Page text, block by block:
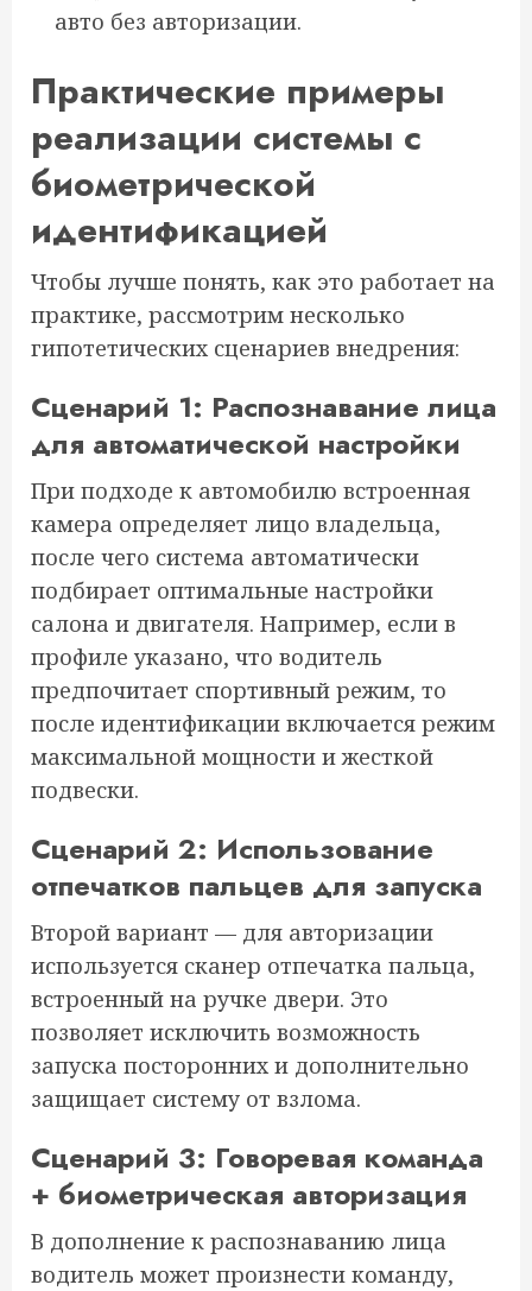
авто без авторизации.
Практические примеры
реализации системы с
биометрической
идентификацией
Чтобы лучше понять, как это работает на
практике, рассмотрим несколько
гипотетических сценариев внедрения:
Сценарий 1: Распознавание лица
для автоматической настройки
При подходе к автомобилю встроенная
камера определяет лицо владельца,
после чего система автоматически
подбирает оптимальные настройки
салона и двигателя. Например, если в
профиле указано, что водитель
предпочитает спортивный режим, то
после идентификации включается режим
максимальной мощности и жесткой
подвески.
Сценарий 2: Использование
отпечатков пальцев для запуска
Второй вариант — для авторизации
используется сканер отпечатка пальца,
встроенный на ручке двери. Это
позволяет исключить возможность
запуска посторонних и дополнительно
защищает систему от взлома.
Сценарий 3: Говоревая команда
+ биометрическая авторизация
В дополнение к распознаванию лица
водитель может произнести команду,